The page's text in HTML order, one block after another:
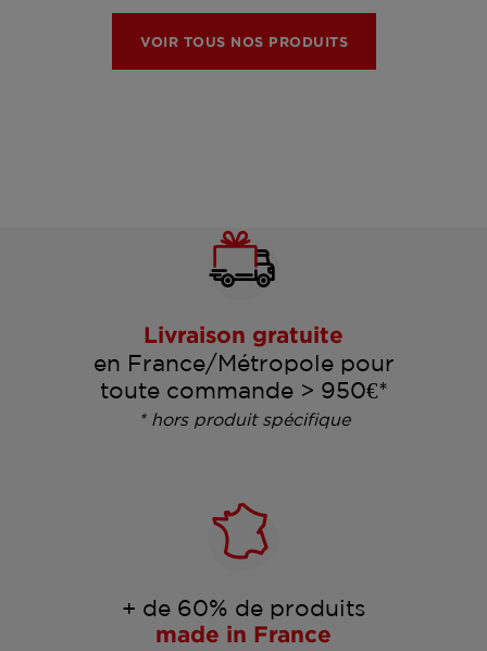
VOIR TOUS NOS PRODUITS
Livraison gratuite
en France/Métropole pour
toute commande > 950€*
* hors produit spécifique
+ de 60% de produits
made in France